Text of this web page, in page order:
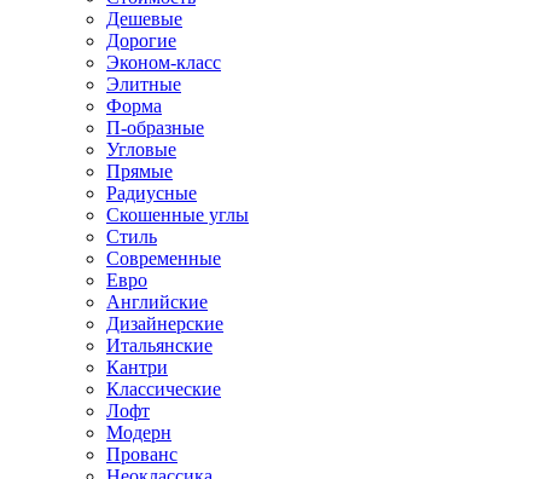
Дешевые
Дорогие
Эконом-класс
Элитные
Форма
П-образные
Угловые
Прямые
Радиусные
Скошенные углы
Стиль
Современные
Евро
Английские
Дизайнерские
Итальянские
Кантри
Классические
Лофт
Модерн
Прованс